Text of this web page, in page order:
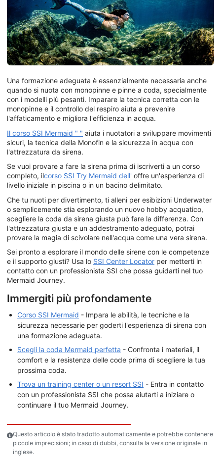
Una formazione adeguata è essenzialmente necessaria anche
quando si nuota con monopinne e pinne a coda, specialmente
con i modelli più pesanti. Imparare la tecnica corretta con le
monopinne e il controllo del respiro aiuta a prevenire
l'affaticamento e migliora l'efficienza in acqua.
Il corso SSI Mermaid " " aiuta i nuotatori a sviluppare movimenti
sicuri, la tecnica della Monofin e la sicurezza in acqua con
l'attrezzatura da sirena.
Se vuoi provare a fare la sirena prima di iscriverti a un corso
completo, ilcorso SSI Try Mermaid dell' offre un'esperienza di
livello iniziale in piscina o in un bacino delimitato.
Che tu nuoti per divertimento, ti alleni per esibizioni Underwater
o semplicemente stia esplorando un nuovo hobby acquatico,
scegliere la coda da sirena giusta può fare la differenza. Con
l'attrezzatura giusta e un addestramento adeguato, potrai
provare la magia di scivolare nell'acqua come una vera sirena.
Sei pronto a esplorare il mondo delle sirene con le competenze
e il supporto giusti? Usa lo SSI Center Locator per metterti in
contatto con un professionista SSI che possa guidarti nel tuo
Mermaid Journey.
Immergiti più profondamente
Corso SSI Mermaid - Impara le abilità, le tecniche e la
sicurezza necessarie per goderti l'esperienza di sirena con
una formazione adeguata.
Scegli la coda Mermaid perfetta - Confronta i materiali, il
comfort e la resistenza delle code prima di scegliere la tua
prossima coda.
Trova un training center o un resort SSI - Entra in contatto
con un professionista SSI che possa aiutarti a iniziare o
continuare il tuo Mermaid Journey.
Questo articolo è stato tradotto automaticamente e potrebbe contenere
piccole imprecisioni; in caso di dubbi, consulta la versione originale in
inglese.